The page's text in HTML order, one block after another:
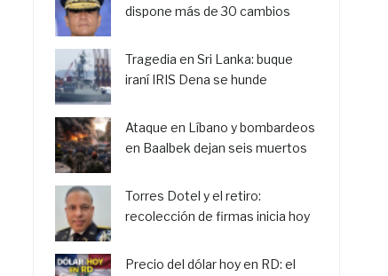
dispone más de 30 cambios
Tragedia en Sri Lanka: buque
iraní IRIS Dena se hunde
Ataque en Líbano y bombardeos
en Baalbek dejan seis muertos
Torres Dotel y el retiro:
recolección de firmas inicia hoy
Precio del dólar hoy en RD: el